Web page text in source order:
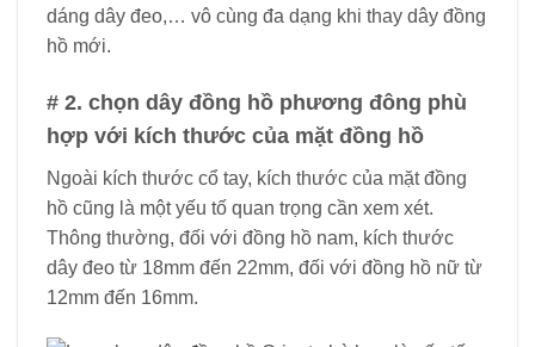
dáng dây đeo,… vô cùng đa dạng khi thay dây đồng
hồ mới.
# 2. chọn dây đồng hồ phương đông phù
hợp với kích thước của mặt đồng hồ
Ngoài kích thước cổ tay, kích thước của mặt đồng
hồ cũng là một yếu tố quan trọng cần xem xét.
Thông thường, đối với đồng hồ nam, kích thước
dây đeo từ 18mm đến 22mm, đối với đồng hồ nữ từ
12mm đến 16mm.